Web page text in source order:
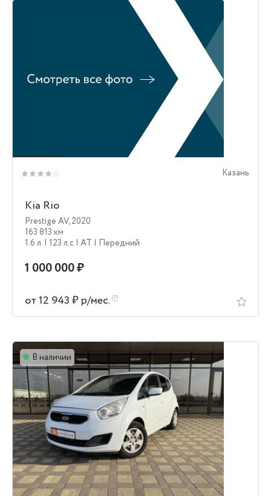
Казань
Kia Rio
Prestige AV,2020
163 813 км
1.6 л. | 123 л.c | AT | Передний
1 000 000 ₽
от 12 943 ₽ р/мес.
В наличии